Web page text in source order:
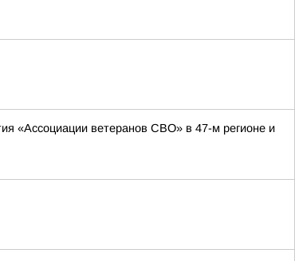
«Ассоциации ветеранов СВО» в 47-м регионе и